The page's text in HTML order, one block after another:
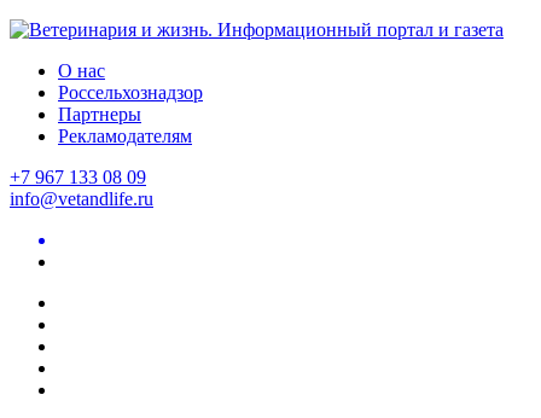
О нас
Россельхознадзор
Партнеры
Рекламодателям
+7 967 133 08 09
info@vetandlife.ru